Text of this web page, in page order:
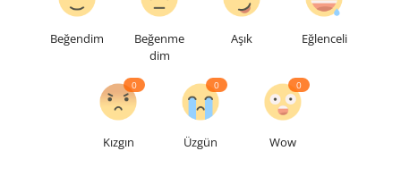
Beğendim
Beğenme
dim
Aşık Eğlenceli
Kızgın
0
Üzgün
0
Wow
0